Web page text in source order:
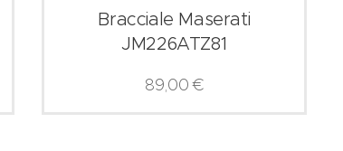
Bracciale Maserati
JM226ATZ81
89,00€